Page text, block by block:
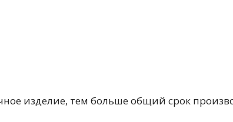
изделие, тем больше общий срок